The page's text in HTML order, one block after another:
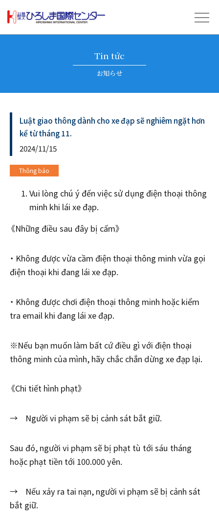
Tin tức
お知らせ
Luật giao thông dành cho xe đạp sẽ nghiêm ngặt hơn
kể từ tháng 11.
2024/11/15
Thông báo
Vui lòng chú ý đến việc sử dụng điện thoại thông
minh khi lái xe đạp.
《Những điều sau đây bị cấm》
・ Không được vừa cầm điện thoại thông minh vừa gọi
điện thoại khi đang lái xe đạp.
・ Không được chơi điện thoại thông minh hoặc kiểm
tra email khi đang lái xe đạp.
※Nếu bạn muốn làm bất cứ điều gì với điện thoại
thông minh của mình, hãy chắc chắn dừng xe đạp lại.
《Chi tiết hình phạt》
→ Người vi phạm sẽ bị cảnh sát bắt giữ.
Sau đó, người vi phạm sẽ bị phạt tù tới sáu tháng
hoặc phạt tiền tới 100.000 yên.
→ Nếu xảy ra tai nạn, người vi phạm sẽ bị cảnh sát
bắt giữ.